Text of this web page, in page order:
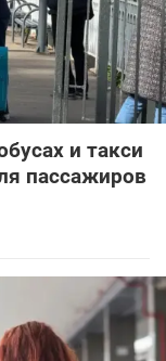
и такси
пассажиров